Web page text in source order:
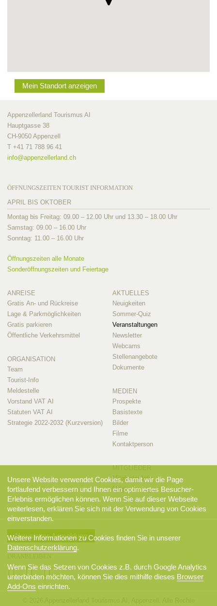
Mein Standort anzeigen
Appenzellerland Tourismus AI
Hauptgasse 38
CH-9050 Appenzell
T +41 71 788 96 41
info@appenzellerland.ch
ÖFFNUNGSZEITEN TOURIST INFORMATION
APRIL BIS OKTOBER
Montag bis Freitag: 09.00 – 12.00 Uhr und 13.30 – 18.00 Uhr
Samstag: 09.00 – 16.00 Uhr
Sonntag: 11.00 – 16.00 Uhr
Öffnungszeiten alle Monate
Sonderöffnungszeiten und Feiertage
ANREISE
Gratis An- und Rückreise
Lage & Parkmöglichkeiten
Gratis parkieren
Öffentliche Verkehrsmittel
ORGANISATION
Team
Tourist-Info
Meldestelle
Vorstand VAT AI
Statuten VAT AI
Strategie 2022-2032 (Kurzversion)
AKTUELLES
Neuigkeiten
Sommer-Quiz
Veranstaltungen
Newsletter
Webcams
Stellenangebote
Dokumente
MEDIEN
Prospekte
Basistexte
Bilder
Filme
Kontaktperson
MITGLIEDER
Mitglieder-Info
Mitglieder-Login
Newsletter-Anmeldung
Unsere Website verwendet Cookies, damit wir die Page
fortlaufend verbessern und Ihnen ein optimiertes Besucher-
Erlebnis ermöglichen können. Wenn Sie auf dieser Webseite
weiterlesen, erklären Sie sich mit der Verwendung von Cookies
einverstanden.
Weitere Informationen zu Cookies finden Sie in unserer
Datenschutzerklärung.
Wenn Sie das Setzen von Cookies z.B. durch Google Analytics
unterbinden möchten, können Sie dies mithilfe dieses Browser
Add-Ons einrichten.